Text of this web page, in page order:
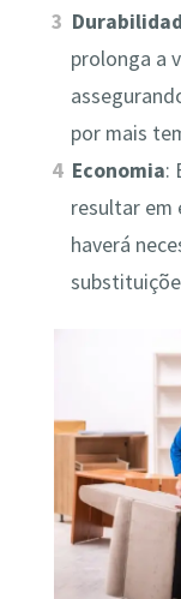
prolonga a
por mais
Economia:
resultar em
haverá